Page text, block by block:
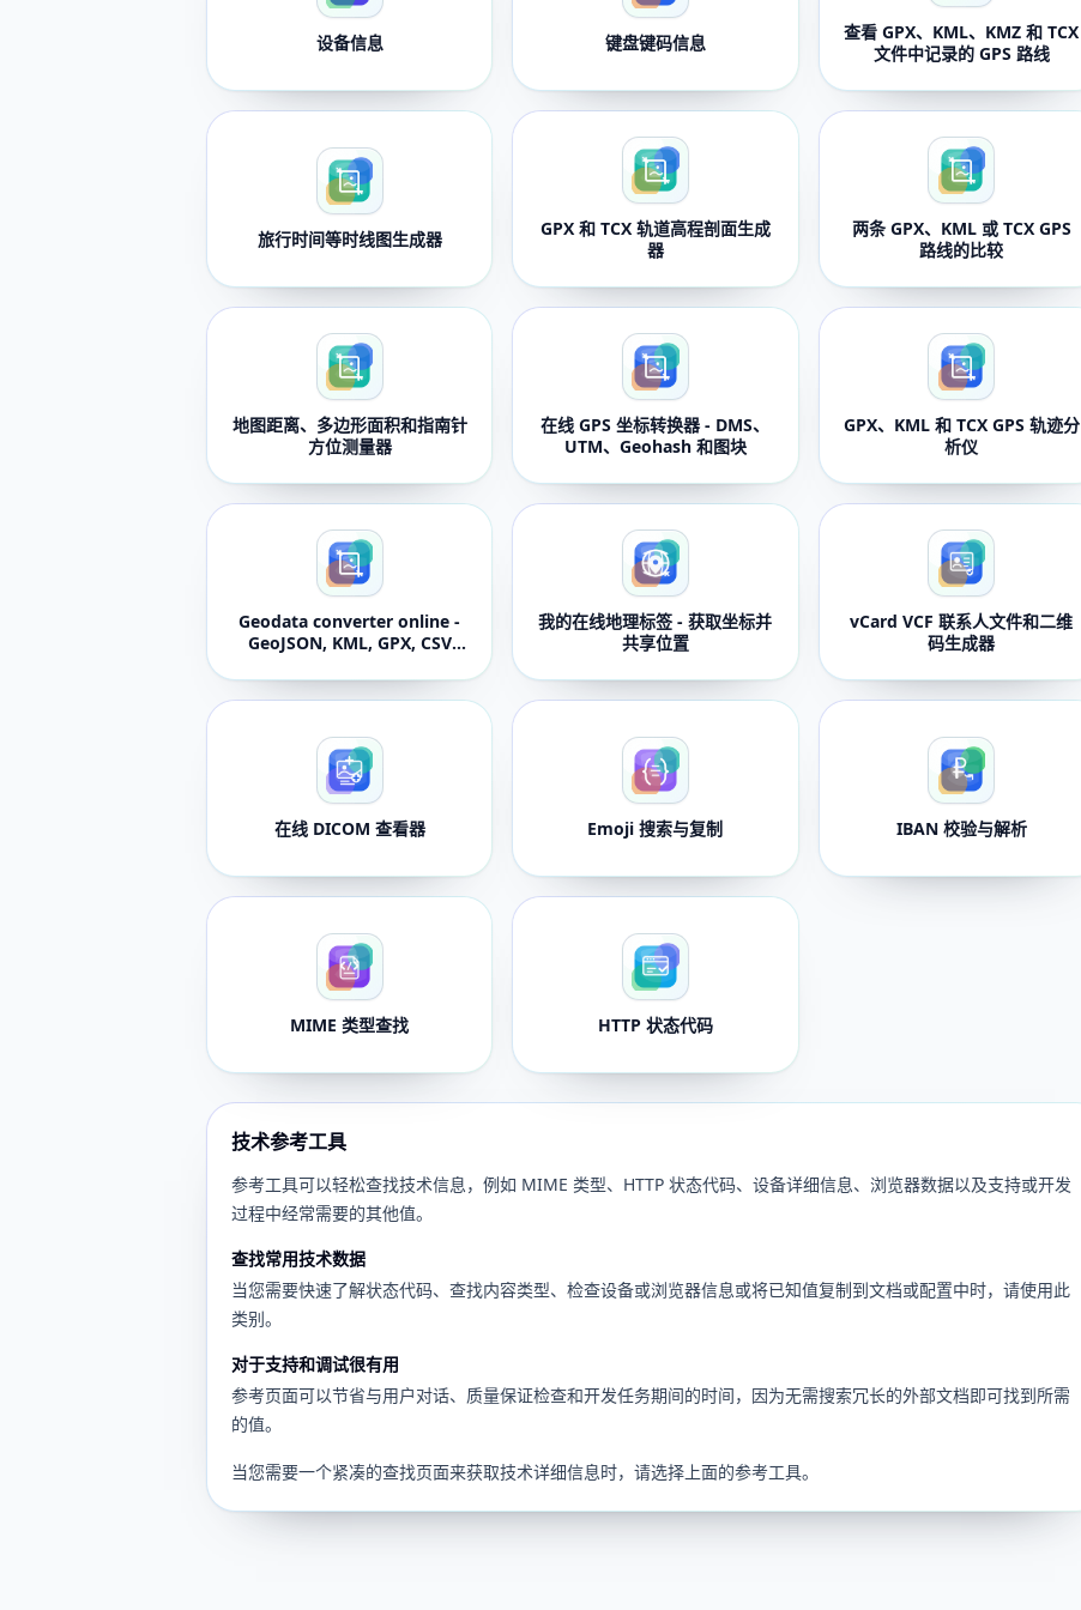
设备信息 键盘键码信息
查看 GPX、KML、KMZ 和 TCX
文件中记录的 GPS 路线
旅行时间等时线图生成器
GPX 和 TCX 轨道高程剖面生成
器
两条 GPX、KML 或 TCX GPS
路线的比较
地图距离、多边形面积和指南针
方位测量器
在线 GPS 坐标转换器 - DMS、
UTM、Geohash 和图块
GPX、KML 和 TCX GPS 轨迹分
析仪
Geodata converter online -
GeoJSON, KML, GPX, CSV
我的在线地理标签 - 获取坐标并
共享位置
vCard VCF 联系人文件和二维
码生成器
在线 DICOM 查看器 Emoji 搜索与复制 IBAN 校验与解析
MIME 类型查找 HTTP 状态代码
技术参考工具
参考工具可以轻松查找技术信息，例如 MIME 类型、HTTP 状态代码、设备详细信息、浏览器数据以及支持或开发
过程中经常需要的其他值。
查找常用技术数据
当您需要快速了解状态代码、查找内容类型、检查设备或浏览器信息或将已知值复制到文档或配置中时，请使用此
类别。
对于支持和调试很有用
参考页面可以节省与用户对话、质量保证检查和开发任务期间的时间，因为无需搜索冗长的外部文档即可找到所需
的值。
当您需要一个紧凑的查找页面来获取技术详细信息时，请选择上面的参考工具。